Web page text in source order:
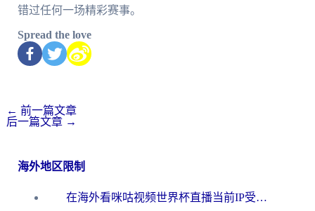
错过任何一场精彩赛事。
Spread the love
← 前一篇文章
后一篇文章 →
海外地区限制
在海外看咪咕视频世界杯直播当前IP受限制？这篇指南帮你搞定所有体育赛事观看难题